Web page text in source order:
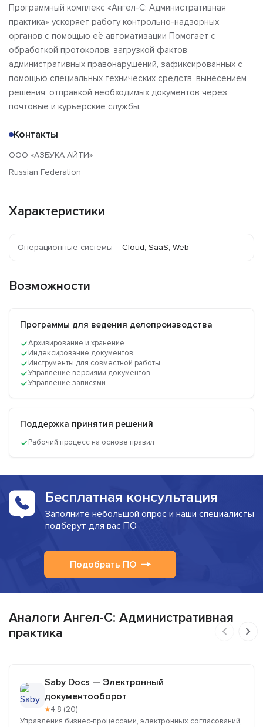
Программный комплекс «Ангел-С: Административная
практика» ускоряет работу контрольно-надзорных
органов с помощью её автоматизации Помогает с
обработкой протоколов, загрузкой фактов
административных правонарушений, зафиксированных с
помощью специальных технических средств, вынесением
решения, отправкой необходимых документов через
почтовые и курьерские службы.
Контакты
ООО «АЗБУКА АЙТИ»
Russian Federation
Характеристики
Операционные системы Cloud, SaaS, Web
Возможности
Программы для ведения делопроизводства
Архивирование и хранение
Индексирование документов
Инструменты для совместной работы
Управление версиями документов
Управление записями
Поддержка принятия решений
Рабочий процесс на основе правил
Бесплатная консультация
Заполните небольшой опрос и наши специалисты
подберут для вас ПО
Подобрать ПО
Аналоги Ангел-С: Административная
практика
Saby Docs — Электронный
документооборот
★4,8 (20)
Управления бизнес-процессами, электронных согласований,